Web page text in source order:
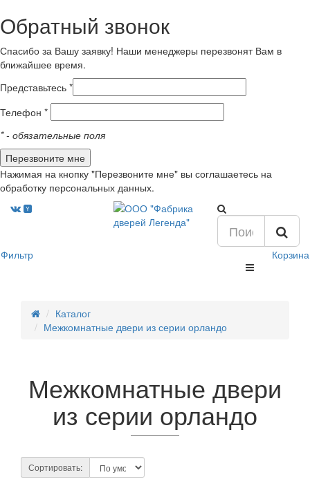
Обратный звонок
Спасибо за Вашу заявку! Наши менеджеры перезвонят Вам в
ближайшее время.
Представьтесь *
Телефон *
*- обязательные поля
Нажимая на кнопку "Перезвоните мне" вы соглашаетесь на
обработку персональных данных.
Фильтр Корзина
Каталог
Межкомнатные двери из серии орландо
Межкомнатные двери
из серии орландо
Сортировать: